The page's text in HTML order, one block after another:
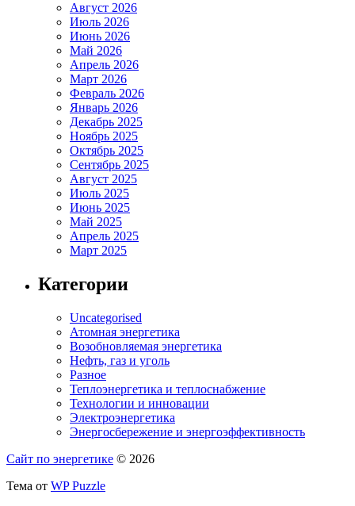
Август 2026
Июль 2026
Июнь 2026
Май 2026
Апрель 2026
Март 2026
Февраль 2026
Январь 2026
Декабрь 2025
Ноябрь 2025
Октябрь 2025
Сентябрь 2025
Август 2025
Июль 2025
Июнь 2025
Май 2025
Апрель 2025
Март 2025
Категории
Uncategorised
Атомная энергетика
Возобновляемая энергетика
Нефть, газ и уголь
Разное
Теплоэнергетика и теплоснабжение
Технологии и инновации
Электроэнергетика
Энергосбережение и энергоэффективность
Сайт по энергетике © 2026
Тема от WP Puzzle